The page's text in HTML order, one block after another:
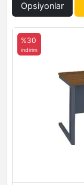
Opsiyonlar
%30
indirim